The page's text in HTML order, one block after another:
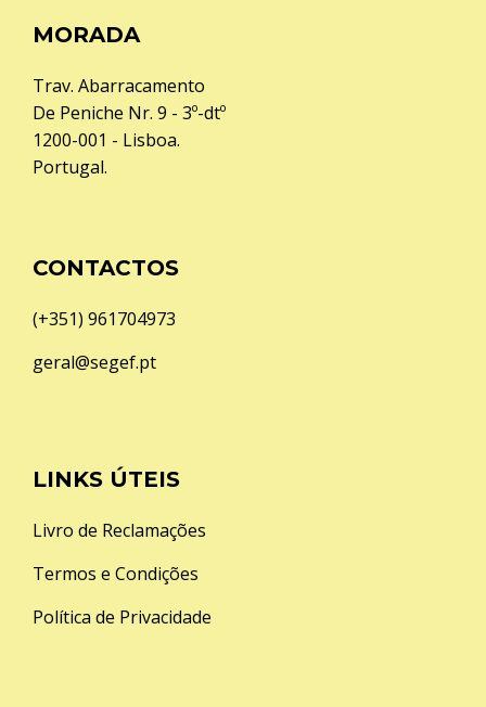
MORADA
Trav. Abarracamento
De Peniche Nr. 9 - 3º-dtº
1200-001 - Lisboa.
Portugal.
CONTACTOS
(+351) 961704973
geral@segef.pt
LINKS ÚTEIS
Livro de Reclamações
Termos e Condições
Política de Privacidade